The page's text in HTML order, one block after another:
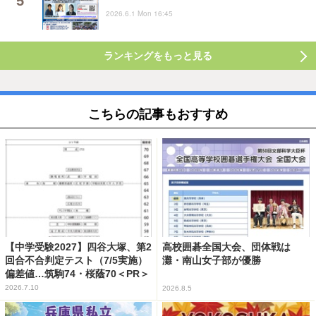
2026.6.1 Mon 16:45
ランキングをもっと見る
こちらの記事もおすすめ
【中学受験2027】四谷大塚、第2
回合不合判定テスト（7/5実施）
偏差値…筑駒74・桜蔭70＜PR＞
2026.7.10
高校囲碁全国大会、団体戦は
灘・南山女子部が優勝
2026.8.5